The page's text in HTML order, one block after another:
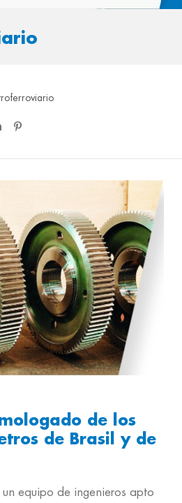
de los
de Brasil y de
equipo de ingenieros apto